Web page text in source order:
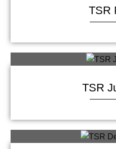
TSR
TSR